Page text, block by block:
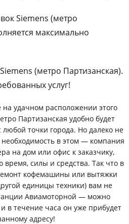
Siemens (метро
максимально
(метро Партизанская).
услуг!
удачном расположении этого
Партизанская удобно будет
любой точки города. Но далеко не
необходимость в этом — компания
на дом или офис к заказчику,
время, силы и средства. Так что в
кофемашины или вытяжки
единицы техники) вам не
Авиамоторной — можно
в течение часа он уже прибудет
адресу!